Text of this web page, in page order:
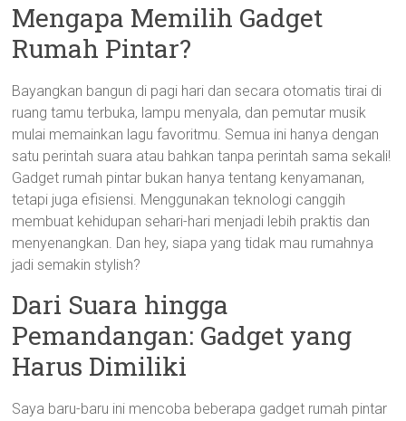
Mengapa Memilih Gadget
Rumah Pintar?
Bayangkan bangun di pagi hari dan secara otomatis tirai di
ruang tamu terbuka, lampu menyala, dan pemutar musik
mulai memainkan lagu favoritmu. Semua ini hanya dengan
satu perintah suara atau bahkan tanpa perintah sama sekali!
Gadget rumah pintar bukan hanya tentang kenyamanan,
tetapi juga efisiensi. Menggunakan teknologi canggih
membuat kehidupan sehari-hari menjadi lebih praktis dan
menyenangkan. Dan hey, siapa yang tidak mau rumahnya
jadi semakin stylish?
Dari Suara hingga
Pemandangan: Gadget yang
Harus Dimiliki
Saya baru-baru ini mencoba beberapa gadget rumah pintar